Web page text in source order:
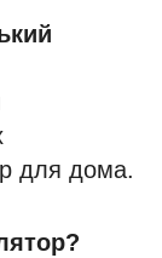
для дома.